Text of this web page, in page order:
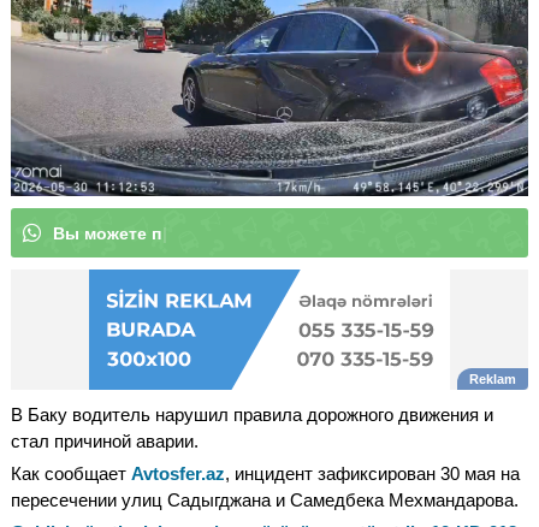
Вы можете п
В Баку водитель нарушил правила дорожного движения и
стал причиной аварии.
Как сообщает Avtosfer.az, инцидент зафиксирован 30 мая на
пересечении улиц Садыгджана и Самедбека Мехмандарова.